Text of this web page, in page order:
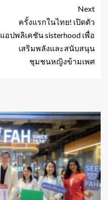
Next
ครั้งแรกในไทย! เปิดตัว
แอปพลิเคชัน sisterhood เพื่อ
เสริมพลังและสนับสนุน
ชุมชนหญิงข้ามเพศ